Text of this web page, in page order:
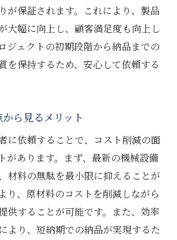
ポイント
判の確認
備のチェック
コストの比較
力の評価
ービスの充実度
材の選定方法
活用によるコスト削減
視点でのコスト評価
高めるポイント
素材の利用方法
が保証されます。これにより、製品
大幅に向上し、顧客満足度も向上し
ジェクトの初期段階から納品までの
を保持するため、安心して依頼する
ら見るメリット
に依頼することで、コスト削減の面
があります。まず、最新の機械設備
材料の無駄を最小限に抑えることが
り、原材料のコストを削減しながら
供することが可能です。また、効率
より、短納期での納品が実現するた